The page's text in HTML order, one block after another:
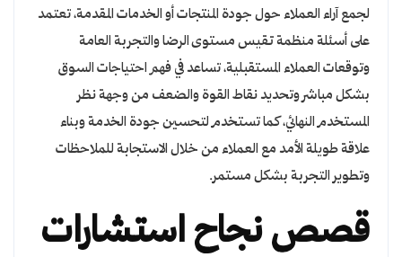
لجمع آراء العملاء حول جودة المنتجات أو الخدمات المقدمة، تعتمد
على أسئلة منظمة تقيس مستوى الرضا والتجربة العامة
وتوقعات العملاء المستقبلية، تساعد في فهم احتياجات السوق
بشكل مباشر وتحديد نقاط القوة والضعف من وجهة نظر
المستخدم النهائي، كما تستخدم لتحسين جودة الخدمة وبناء
علاقة طويلة الأمد مع العملاء من خلال الاستجابة للملاحظات
وتطوير التجربة بشكل مستمر.
قصص نجاح استشارات